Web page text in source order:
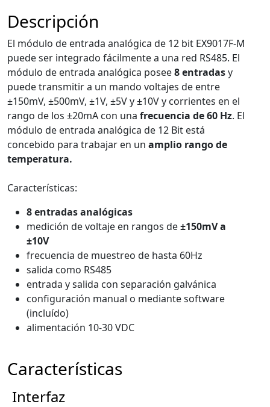
Descripción
El módulo de entrada analógica de 12 bit EX9017F-M
puede ser integrado fácilmente a una red RS485. El
módulo de entrada analógica posee8 entradasy
puede transmitir a un mando voltajes de entre
±150mV, ±500mV, ±1V, ±5V y ±10V y corrientes en el
rango de los ±20mA con una frecuencia de 60 Hz. El
módulo de entrada analógica de 12 Bit está
concebido para trabajar en un amplio rango de
temperatura.
Características:
8 entradas analógicas
medición de voltaje en rangos de±150mV a
±10V
frecuencia de muestreo de hasta 60Hz
salida como RS485
entrada y salida con separación galvánica
configuración manual o mediante software
(incluído)
alimentación 10-30 VDC
Características
Interfaz